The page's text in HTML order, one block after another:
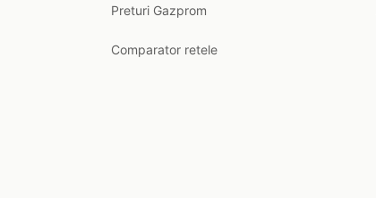
Preturi Gazprom
Comparator retele